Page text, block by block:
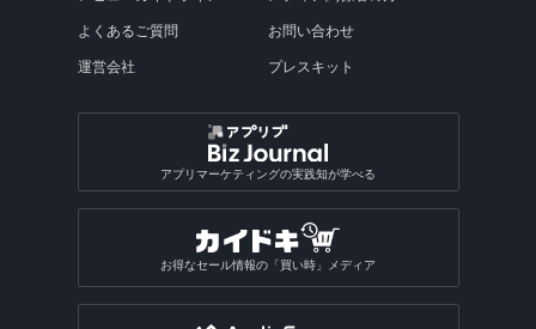
よくあるご質問
運営会社
お問い合わせ
プレスキット
アプリマーケティングの実践知が学べる
お得なセール情報の「買い時」メディア